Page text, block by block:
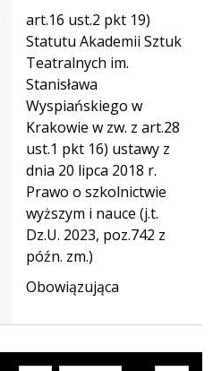
art.16 ust.2 pkt 19)
Statutu Akademii Sztuk
Teatralnych im.
Stanisława
Wyspiańskiego w
Krakowie w zw. z art.28
ust.1 pkt 16) ustawy z
dnia 20 lipca 2018 r.
Prawo o szkolnictwie
wyższym i nauce (j.t.
Dz.U. 2023, poz.742 z
późn. zm.)
Obowiązująca